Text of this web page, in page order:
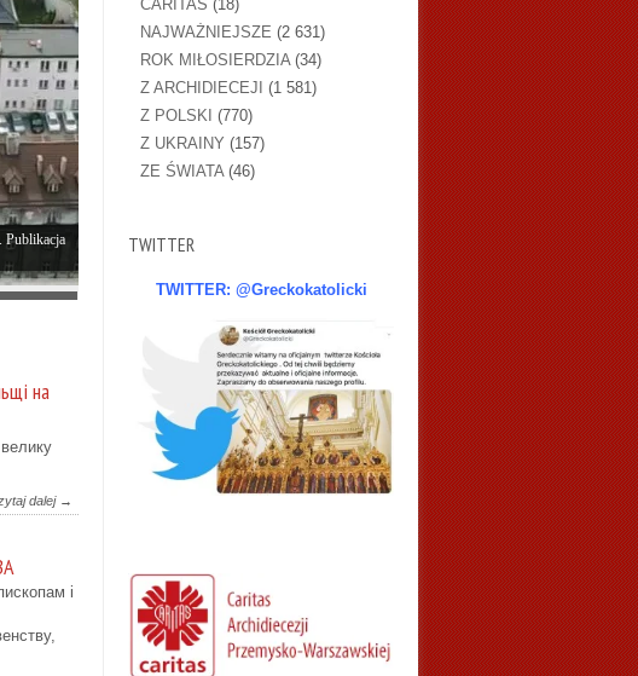
Publikacja
на
dalej →
і
CARITAS (18)
NAJWAŻNIEJSZE (2 631)
ROK MIŁOSIERDZIA(34)
Z ARCHIDIECEJI (1 581)
Z POLSKI (770)
Z UKRAINY (157)
ZE ŚWIATA(46)
TWITTER
TWITTER: @Greckokatolicki